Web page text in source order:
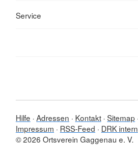
Service
Hilfe Adressen Kontakt Sitemap
Impressum
RSS-Feed
DRK intern
© 2026 Ortsverein Gaggenau e. V.